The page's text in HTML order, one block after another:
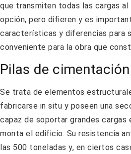
que transmiten todas las cargas al
opción, pero difieren y es
características y diferencias para
conveniente para la obra que
Pilas de cimentación
Se trata de elementos
fabricarse in situ y poseen una
capaz de soportar grandes cargas
monta el edificio. Su resistencia
las 500 toneladas y, en ciertos